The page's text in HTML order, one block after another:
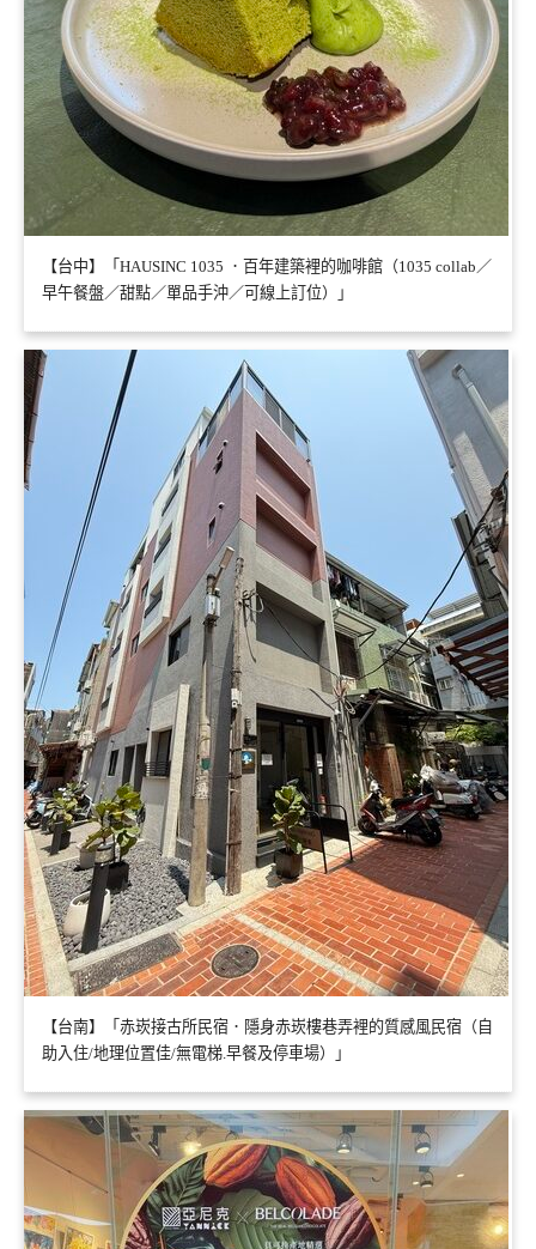
【台中】「HAUSINC 1035 ．百年建築裡的咖啡館（1035 collab／
早午餐盤／甜點／單品手沖／可線上訂位）」
【台南】「赤崁接古所民宿．隱身赤崁樓巷弄裡的質感風民宿（自
助入住/地理位置佳/無電梯.早餐及停車場）」